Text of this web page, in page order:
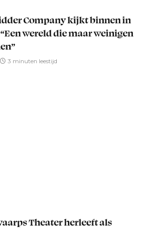
Company kijkt binnen in
wereld die maar weinigen
3 minuten leestijd
Theater herleeft als